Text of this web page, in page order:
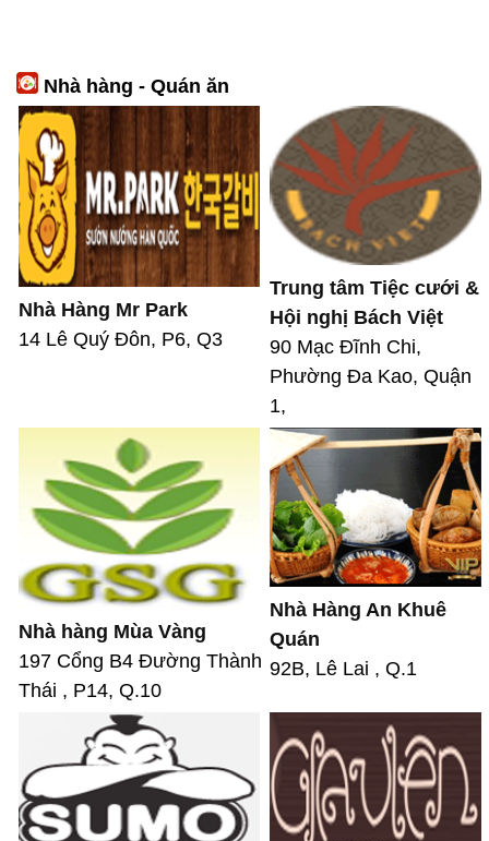
Nhà hàng - Quán ăn
Nhà Hàng Mr Park
14 Lê Quý Đôn, P6, Q3
Trung tâm Tiệc cưới &
Hội nghị Bách Việt
90 Mạc Đĩnh Chi,
Phường Đa Kao, Quận
1,
Nhà hàng Mùa Vàng
197 Cổng B4 Đường Thành
Thái , P14, Q.10
Nhà Hàng An Khuê
Quán
92B, Lê Lai , Q.1